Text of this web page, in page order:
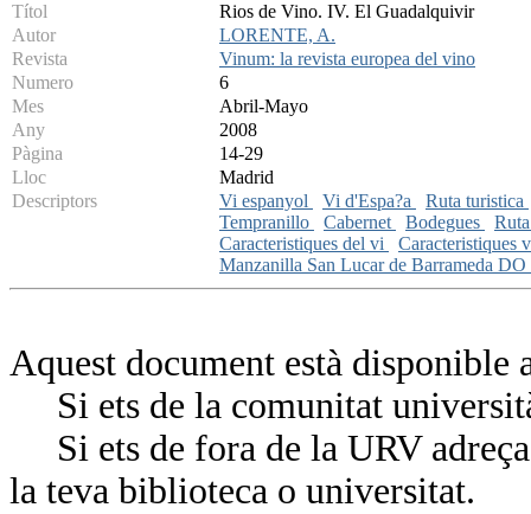
Títol
Rios de Vino. IV. El Guadalquivir
Autor
LORENTE, A.
Revista
Vinum: la revista europea del vino
Numero
6
Mes
Abril-Mayo
Any
2008
Pàgina
14-29
Lloc
Madrid
Descriptors
Vi espanyol Vi d'Espa?a
Ruta turistica
Tempranillo
Cabernet Bodegues
Caracteristiques del vi
Caracteristiques
Manzanilla San Lucar de Barrameda DO
Aquest document està
Si ets de la comunitat
Si ets de fora de la URV
la teva biblioteca o universitat.